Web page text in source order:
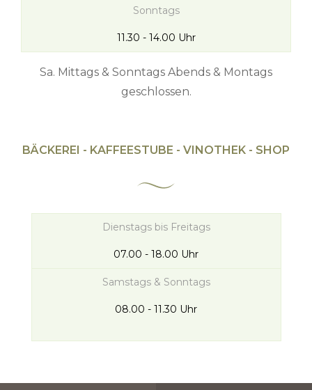
Sonntags
11.30 - 14.00 Uhr
Sa. Mittags & Sonntags Abends & Montags
geschlossen.
BÄCKEREI - KAFFEESTUBE - VINOTHEK - SHOP
Dienstags bis Freitags
07.00 - 18.00 Uhr
Samstags & Sonntags
08.00 - 11.30 Uhr